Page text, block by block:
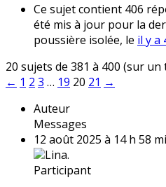
Ce sujet contient 406
été mis à jour pour la
poussière isolée, le il y a
20 sujets de 381 à 400 (sur un
← 1 2 3 … 19 20 21 →
Auteur
Messages
12 août 2025 à 14 h 58
Lina.
Participant